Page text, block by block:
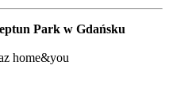
Park w Gdańsku
home&you